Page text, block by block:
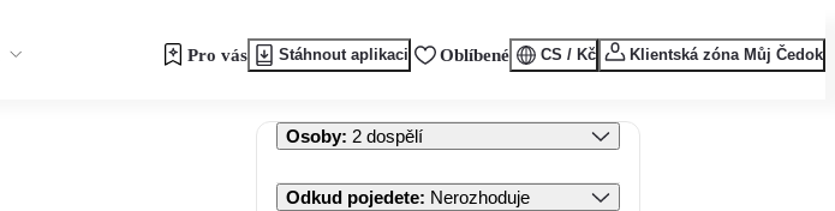
Pro vás Stáhnout aplikaci Oblíbené CS / Kč Klientská zóna Můj Čedok
Osoby: 2 dospělí
Odkud pojedete: Nerozhoduje